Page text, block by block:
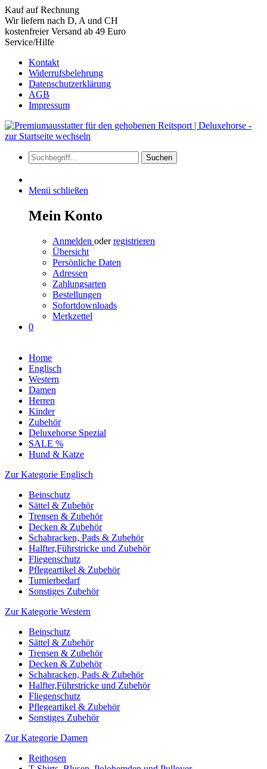
Kauf auf Rechnung
Wir liefern nach D, A und CH
kostenfreier Versand ab 49 Euro
Service/Hilfe
Kontakt
Widerrufsbelehrung
Datenschutzerklärung
AGB
Impressum
Suchen
Menü schließen
Mein Konto
Anmelden oderregistrieren
Übersicht
Persönliche Daten
Adressen
Zahlungsarten
Bestellungen
Sofortdownloads
Merkzettel
0
Home
Englisch
Western
Damen
Herren
Kinder
Zubehör
Deluxehorse Spezial
SALE %
Hund & Katze
Zur Kategorie Englisch
Beinschutz
Sättel & Zubehör
Trensen & Zubehör
Decken & Zubehör
Schabracken, Pads & Zubehör
Halfter,Führstricke und Zubehör
Fliegenschutz
Pflegeartikel & Zubehör
Turnierbedarf
Sonstiges Zubehör
Zur Kategorie Western
Beinschutz
Sättel & Zubehör
Trensen & Zubehör
Decken & Zubehör
Schabracken, Pads & Zubehör
Halfter,Führstricke und Zubehör
Fliegenschutz
Pflegeartikel & Zubehör
Sonstiges Zubehör
Zur Kategorie Damen
Reithosen